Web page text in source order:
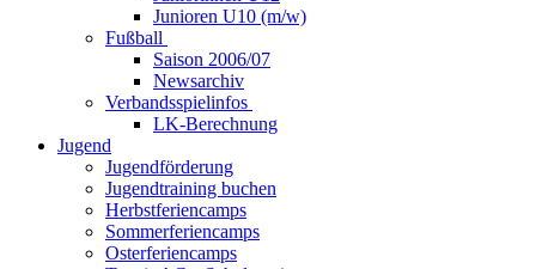
Junioren U10 (m/w)
Fußball
Saison 2006/07
Newsarchiv
Verbandsspielinfos
LK-Berechnung
Jugend
Jugendförderung
Jugendtraining buchen
Herbstferiencamps
Sommerferiencamps
Osterferiencamps